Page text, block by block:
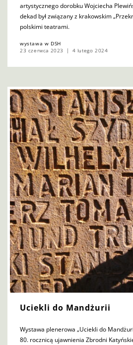
artystycznego dorobku Wojciecha
dekad był związany z krakowskim
polskimi teatrami.
wystawa w DSH
23 czerwca 2023
4 lutego 2024
Uciekli do Mandżurii
Wystawa plenerowa „Uciekli do
80. rocznicą ujawnienia Zbrodni